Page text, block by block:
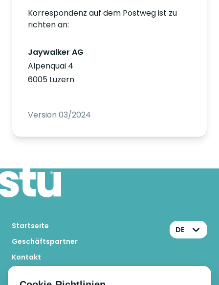
Korrespondenz auf dem Postweg ist zu
richten an:
Jaywalker AG
Alpenquai 4
6005 Luzern
Version 03/2024
Startseite
Geschäftspartner
Kontakt
DE